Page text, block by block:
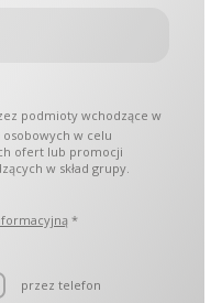
podmioty wchodzące w
w celu
ofert lub promocji
w skład grupy.
*
przez telefon